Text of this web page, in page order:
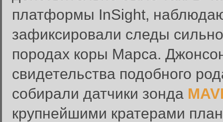
платформы InSight,
зафиксировали следы
породах коры Марса.
свидетельства подобного
собирали датчики зонда
крупнейшими кратерами